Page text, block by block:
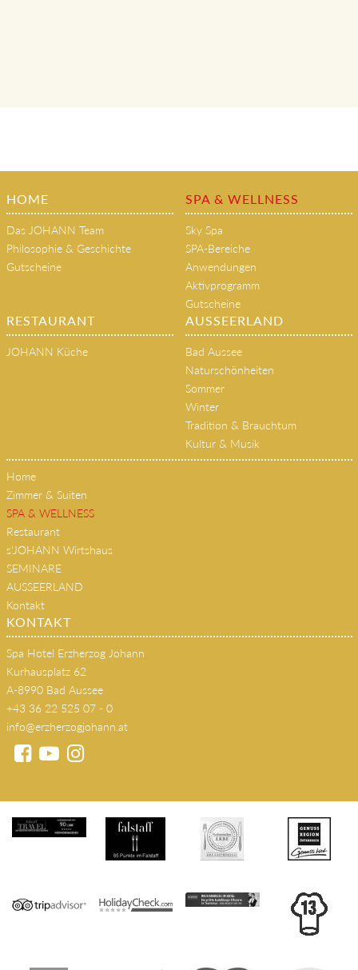
HOME
Das JOHANN Team
Philosophie & Geschichte
Gutscheine
SPA & WELLNESS
Sky Spa
SPA-Bereiche
Anwendungen
Aktivprogramm
Gutscheine
RESTAURANT
JOHANN Küche
AUSSEERLAND
Bad Aussee
Naturschönheiten
Sommer
Winter
Tradition & Brauchtum
Kultur & Musik
Home
Zimmer & Suiten
SPA & WELLNESS
Restaurant
s'JOHANN Wirtshaus
SEMINARE
AUSSEERLAND
Kontakt
KONTAKT
Spa Hotel Erzherzog Johann
Kurhausplatz 62
A-8990 Bad Aussee
+43 36 22 525 07 - 0
info@erzherzogjohann.at